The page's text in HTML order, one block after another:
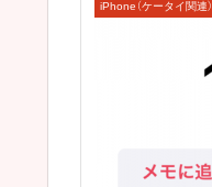
iPhone（ケータイ関連）